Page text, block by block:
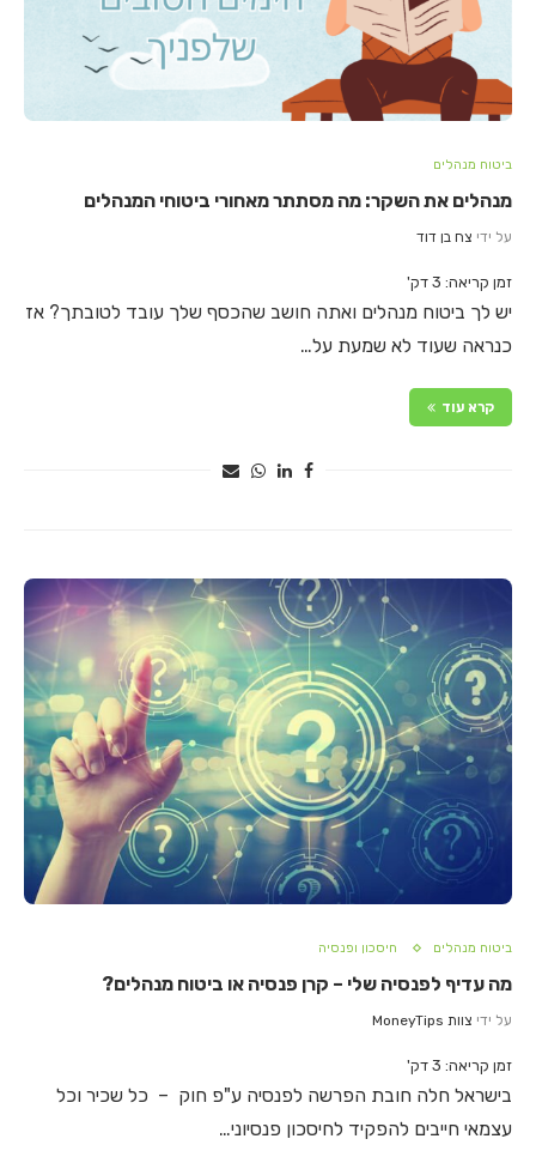
ביטוח מנהלים
מנהלים את השקר: מה מסתתר מאחורי ביטוחי המנהלים
על ידי צח בן דוד
זמן קריאה: 3 דק'
יש לך ביטוח מנהלים ואתה חושב שהכסף שלך עובד לטובתך? אז
כנראה שעוד לא שמעת על…
קרא עוד
ביטוח מנהלים חיסכון ופנסיה
מה עדיף לפנסיה שלי – קרן פנסיה או ביטוח מנהלים?
על ידי צוות MoneyTips
זמן קריאה: 3 דק'
בישראל חלה חובת הפרשה לפנסיה ע"פ חוק – כל שכיר וכל
עצמאי חייבים להפקיד לחיסכון פנסיוני…